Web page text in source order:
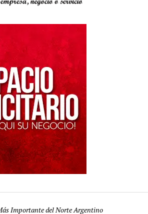
Importante del Norte Argentino